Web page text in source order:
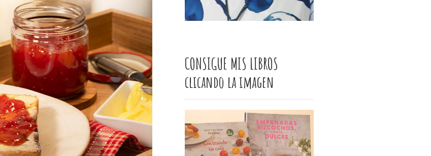
CONSIGUE MIS LIBROS
clicando la imagen